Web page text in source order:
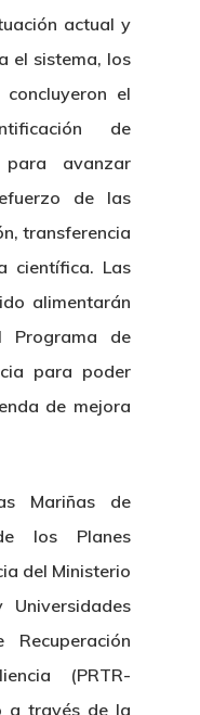
actual y
el sistema, los
el
de
avanzar
de las
transferencia
científica. Las
alimentarán
de
para poder
de mejora
Mariñas de
los Planes
del Ministerio
(PRTR-
a través de la